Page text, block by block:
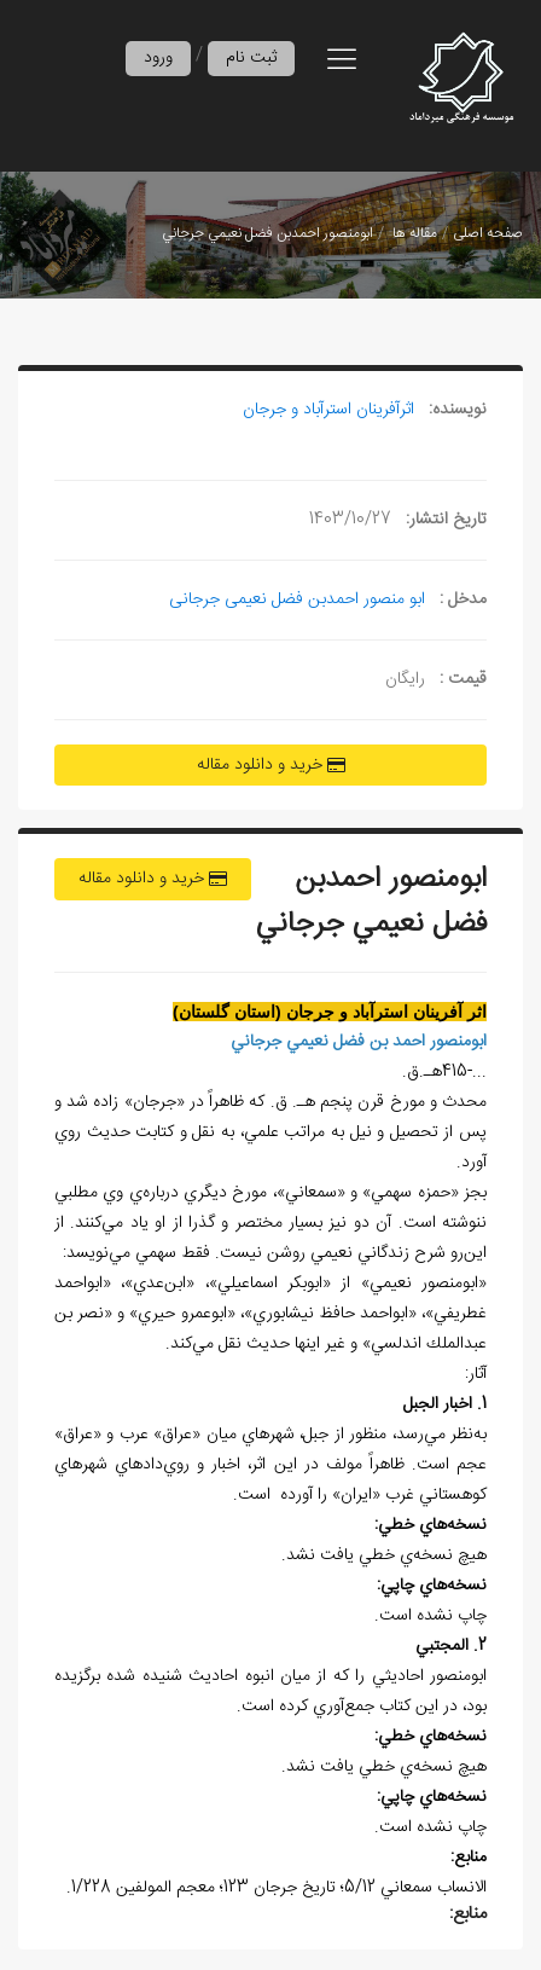
ورود / ثبت نام
صفحه اصلی مقاله ها ابومنصور احمدبن فضل نعيمي جرجاني
نویسنده: اثرآفرينان استرآباد و جرجان
تاریخ انتشار: 1403/10/27
مدخل : ابو منصور احمدبن فضل نعیمی جرجانی
قیمت : رایگان
خرید و دانلود مقاله
خرید و دانلود مقاله
ابومنصور احمدبن
فضل نعيمي جرجاني
اثر آفرينان استرآباد و جرجان (استان گلستان)
ابومنصور احمد بن فضل نعيمي جرجاني
...-415هـ.ق.
محدث و مورخ قرن پنجم هـ. ق. كه ظاهراً در «جرجان» زاده شد و
پس از تحصيل و نيل به مراتب علمي، به نقل و كتابت حديث روي
آورد.
بجز «حمزه سهمي» و «سمعاني»، مورخ ديگري دربارهي وي مطلبي
ننوشته است. آن دو نيز بسيار مختصر و گذرا از او ياد ميكنند. از
اينرو شرح زندگاني نعيمي روشن نيست. فقط سهمي مينويسد:
«ابومنصور نعيمي» از «ابوبكر اسماعيلي»، «ابنعدي»، «ابواحمد
غطريفي»، «ابواحمد حافظ نيشابوري»، «ابوعمرو حيري» و «نصر بن
عبدالملك اندلسي» و غير اينها حديث نقل ميكند.
آثار:
1. اخبار الجبل
به‌نظر مي‌رسد، منظور از جبل، شهرهاي ميان «عراق» عرب و «عراق»
عجم است. ظاهراً مولف در اين اثر، اخبار و روي‌دادهاي شهرهاي
كوهستاني غرب «ايران» را آورده است.
نسخههاي خطي:
هيچ نسخهي خطي يافت نشد.
نسخههاي چاپي:
چاپ نشده است.
2. المجتبي
ابومنصور احاديثي را كه از ميان انبوه احاديث شنيده شده برگزيده
بود، در اين كتاب جمعآوري كرده است.
نسخههاي خطي:
هيچ نسخهي خطي يافت نشد.
نسخههاي چاپي:
چاپ نشده است.
منابع:
الانساب سمعاني 5/12؛ تاريخ جرجان 123؛ معجم المولفين 1/228.
منابع: